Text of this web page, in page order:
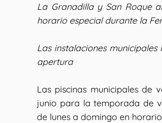
La Granadilla y San Roque
horario especial durante la
Las instalaciones
apertura
Las piscinas municipales de
junio para la temporada de
de lunes a domingo en horario